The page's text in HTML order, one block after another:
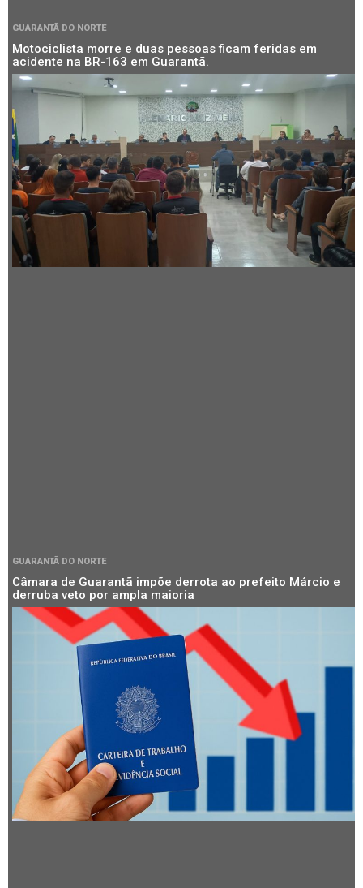
GUARANTÃ DO NORTE
Motociclista morre e duas pessoas ficam feridas em
acidente na BR-163 em Guarantã.
GUARANTÃ DO NORTE
Câmara de Guarantã impõe derrota ao prefeito Márcio e
derruba veto por ampla maioria